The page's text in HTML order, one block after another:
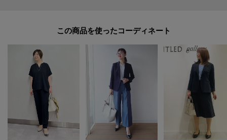
た、パソコン・スマートフォンなどの環境により、若干製品と画像のカラー
が異なる場合もございます。
モデル情報：身長163cm B80 W59 H82 着用サイズ：02（M）
この商品を使った